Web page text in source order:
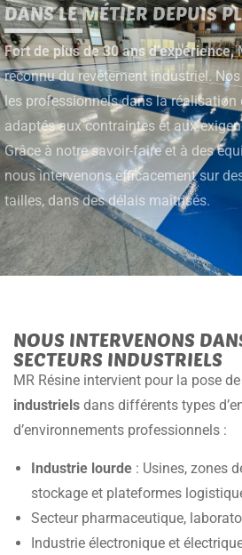
DANS LE MÉTIER DEPUIS
Fort de plus de 30 ans d’expérience,
reconnu du revêtement industriel.
les professionnels dans la réalisation
adaptés aux contraintes et aux
Grâce à notre savoir-faire et à des
nous intervenons efficacement sur
tailles, dans des délais maîtrisés.
NOUS INTERVENONS
SECTEURS INDUSTRIELS
MR Résine intervient pour la pose de
industriels dans différents types
d’environnements professionnels :
Industrie lourde : Usines, zones
stockage et plateformes
Secteur pharmaceutique,
Industrie électronique et